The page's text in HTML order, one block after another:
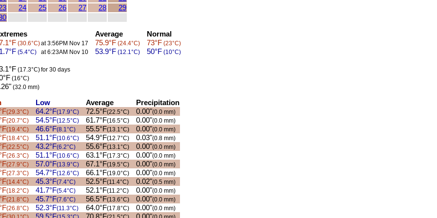
24 25 26 27 28
29
Average
Normal
(30.6°C)at 3:56PM Nov 17 75.9°F (24.4°C) 73°F (23°C)
(5.4°C) at 6:23AM Nov 10 53.9°F (12.1°C) 50°F (10°C)
(17.3°C)for 30 days
(16°C)
(32.0 mm)
Low Average
Precipitation
(29.3°C) 64.2°F(17.9°C) 72.5°F(22.5°C) 0.00"(0.0 mm)
(20.7°C) 54.5°F(12.5°C) 61.7°F(16.5°C) 0.00"(0.0 mm)
(19.4°C) 46.6°F(8.1°C) 55.5°F(13.1°C) 0.00"(0.0 mm)
(18.4°C) 51.1°F(10.6°C) 54.9°F(12.7°C) 0.03"(0.8 mm)
(22.5°C) 43.2°F(6.2°C) 55.6°F(13.1°C) 0.00"(0.0 mm)
(26.3°C) 51.1°F(10.6°C) 63.1°F(17.3°C) 0.00"(0.0 mm)
(27.9°C) 57.0°F(13.9°C) 67.1°F(19.5°C) 0.00"(0.0 mm)
(27.3°C) 54.7°F(12.6°C) 66.1°F(19.0°C) 0.00"(0.0 mm)
(14.4°C) 45.3°F(7.4°C) 52.5°F(11.4°C) 0.02"(0.5 mm)
(18.2°C) 41.7°F(5.4°C) 52.1°F(11.2°C) 0.00"(0.0 mm)
(21.8°C) 45.7°F(7.6°C) 56.5°F(13.6°C) 0.00"(0.0 mm)
(26.8°C) 52.3°F(11.3°C) 64.0°F(17.8°C) 0.00"(0.0 mm)